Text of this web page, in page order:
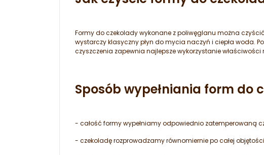
Formy do czekolady wykonane z poliwęglanu można
wystarczy klasyczny płyn do mycia naczyń i ciepła woda.
czyszczenia zapewnia najlepsze wykorzystanie
Sposób wypełniania form do
- całość formy wypełniamy odpowiednio zatemperowaną
- czekoladę rozprowadzamy równomiernie po całej